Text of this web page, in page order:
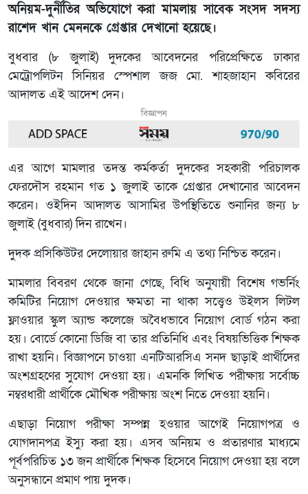
অনিয়ম-দুর্নীতির অভিযোগে করা মামলায় সাবেক সংসদ সদস্য
রাশেদ খান মেননকে গ্রেপ্তার দেখানো হয়েছে।
বুধবার (৮ জুলাই) দুদকের আবেদনের পরিপ্রেক্ষিতে ঢাকার
মেট্রোপলিটন সিনিয়র স্পেশাল জজ মো. শাহজাহান কবিরের
আদালত এই আদেশ দেন।
বিজ্ঞাপন
এর আগে মামলার তদন্ত কর্মকর্তা দুদকের সহকারী পরিচালক
ফেরদৌস রহমান গত ১ জুলাই তাকে গ্রেপ্তার দেখানোর আবেদন
করেন। ওইদিন আদালত আসামির উপস্থিতিতে শুনানির জন্য ৮
জুলাই (বুধবার) দিন রাখেন।
দুদক প্রসিকিউটর দেলোয়ার জাহান রুমি এ তথ্য নিশ্চিত করেন।
মামলার বিবরণ থেকে জানা গেছে, বিধি অনুযায়ী বিশেষ গভর্নিং
কমিটির নিয়োগ দেওয়ার ক্ষমতা না থাকা সত্ত্বেও উইলস লিটল
ফ্লাওয়ার স্কুল অ্যান্ড কলেজে অবৈধভাবে নিয়োগ বোর্ড গঠন করা
হয়। বোর্ডে কোনো ডিজি বা তার প্রতিনিধি এবং বিষয়ভিত্তিক শিক্ষক
রাখা হয়নি। বিজ্ঞাপনে চাওয়া এনটিআরসিএ সনদ ছাড়াই প্রার্থীদের
অংশগ্রহণের সুযোগ দেওয়া হয়। এমনকি লিখিত পরীক্ষায় সর্বোচ্চ
নম্বরধারী প্রার্থীকে মৌখিক পরীক্ষায় অংশ নিতে দেওয়া হয়নি।
এছাড়া নিয়োগ পরীক্ষা সম্পন্ন হওয়ার আগেই নিয়োগপত্র ও
যোগদানপত্র ইস্যু করা হয়। এসব অনিয়ম ও প্রতারণার মাধ্যমে
পূর্বপরিচিত ১৩ জন প্রার্থীকে শিক্ষক হিসেবে নিয়োগ দেওয়া হয় বলে
অনুসন্ধানে প্রমাণ পায় দুদক।